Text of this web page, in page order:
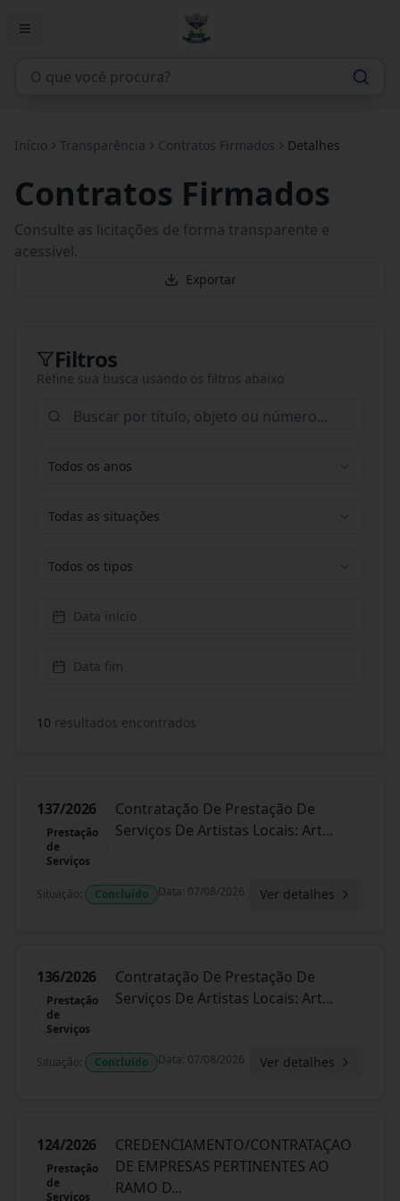
Início Transparência Contratos Firmados Detalhes
Contratos Firmados
Consulte as licitações de forma transparente e
acessível.
Exportar
Filtros
Refine sua busca usando os filtros abaixo
Todos os anos
Todas as situações
Todos os tipos
Data início
Data fim
10 resultados encontrados
137/2026
Prestação
de
Serviços
Contratação De Prestação De
Serviços De Artistas Locais: Art...
Situação: Concluído Data: 07/08/2026 Ver detalhes
136/2026
Prestação
de
Serviços
Contratação De Prestação De
Serviços De Artistas Locais: Art...
Situação: Concluído Data: 07/08/2026 Ver detalhes
124/2026
Prestação
de
Serviços
CREDENCIAMENTO/CONTRATAÇAO
DE EMPRESAS PERTINENTES AO
RAMO D...